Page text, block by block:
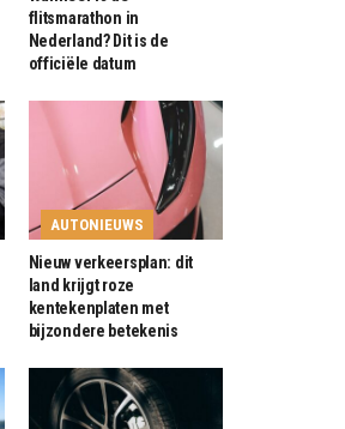
flitsmarathon in
Nederland? Dit is de
officiële datum
AUTONIEUWS
Nieuw verkeersplan: dit
land krijgt roze
kentekenplaten met
bijzondere betekenis